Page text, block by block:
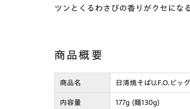
ツンとくるわさびの香りがクセにな
商品概要
商品名 日清焼そばU.F.O.ビッ
内容量 177g (麺130g)